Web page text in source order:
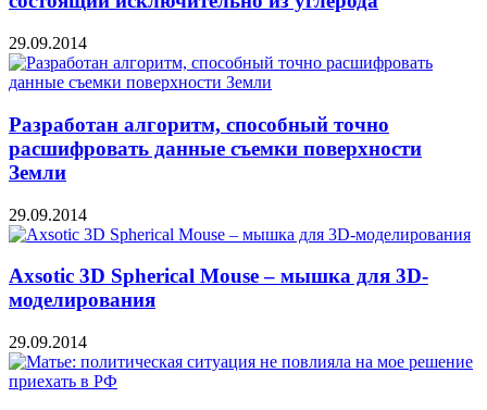
29.09.2014
Разработан алгоритм, способный точно
расшифровать данные съемки поверхности
Земли
29.09.2014
Axsotic 3D Spherical Mouse – мышка для 3D-
моделирования
29.09.2014